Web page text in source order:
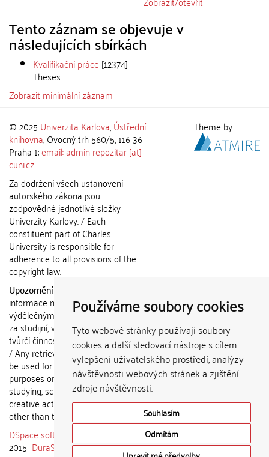
Používáme soubory cookies
Tyto webové stránky používají soubory
cookies a další sledovací nástroje s cílem
vylepšení uživatelského prostředí, analýzy
návštěvnosti webových stránek a zjištění
zdroje návštěvnosti.
Souhlasím
Odmítám
Tento záznam se objevuje v
následujících sbírkách
Kvalifikační práce [12374]
Theses
Zobrazit minimální záznam
© 2025 Univerzita Karlova,Ústřední
knihovna, Ovocný trh 560/5, 116 36
Praha 1;email: admin-repozitar [at]
cuni.cz
Za dodržení všech ustanovení
autorského zákona jsou
zodpovědné jednotlivé složky
Univerzity Karlovy. / Each
constituent part of Charles
University is responsible for
adherence to all provisions of the
copyright law.
Upozornění / Notice:
informace nemohou být použity k
výdělečným účelům nebo vydávány
za studijní, vědeckou nebo jinou
tvůrčí činnost jiné osoby než autora.
/ Any retrieved information shall not
be used for any commercial
purposes or claimed as results of
studying, scientific or any other
creative activities of any person
other than the author.
DSpace software
copyright © 2002-
2015 DuraSpace
Theme by